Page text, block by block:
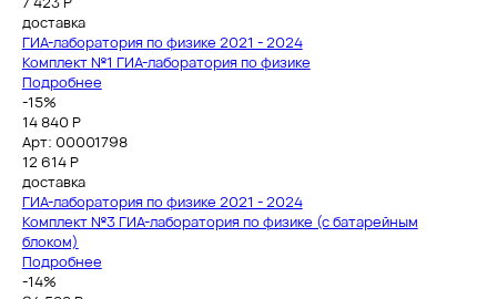
доставка
ГИА-лаборатория по физике 2021 - 2024
Комплект №1 ГИА-лаборатория по физике
Подробнее
-15%
14 840 Р
Арт: 00001798
12 614Р
доставка
ГИА-лаборатория по физике 2021 - 2024
Комплект №3 ГИА-лаборатория по физике (с батарейным
блоком)
Подробнее
-14%